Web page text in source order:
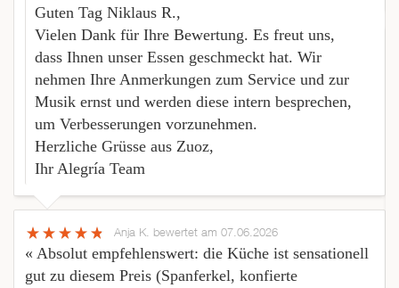
Guten Tag Niklaus R.,
Vielen Dank für Ihre Bewertung. Es freut uns,
dass Ihnen unser Essen geschmeckt hat. Wir
nehmen Ihre Anmerkungen zum Service und zur
Musik ernst und werden diese intern besprechen,
um Verbesserungen vorzunehmen.
Herzliche Grüsse aus Zuoz,
Ihr Alegría Team
Anja K. bewertet am 07.06.2026
« Absolut empfehlenswert: die Küche ist sensationell
gut zu diesem Preis (Spanferkel, konfierte